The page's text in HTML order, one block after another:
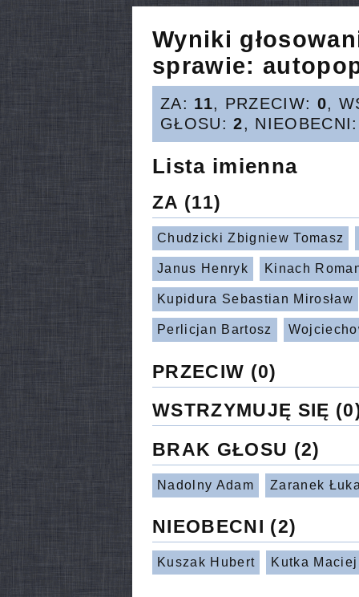
Wyniki
sprawie:
ZA: 11, PRZECIW: 0,
GŁOSU:2,
Lista imienna
ZA (11)
Chudzicki Zbigniew Tomasz
Janus Henryk Kinach
Kupidura Sebastian Mirosław
Perlicjan Bartosz
PRZECIW (0)
WSTRZYMUJĘ SIĘ
BRAK GŁOSU (2)
Nadolny Adam Zaranek
NIEOBECNI (2)
Kuszak Hubert Kutka